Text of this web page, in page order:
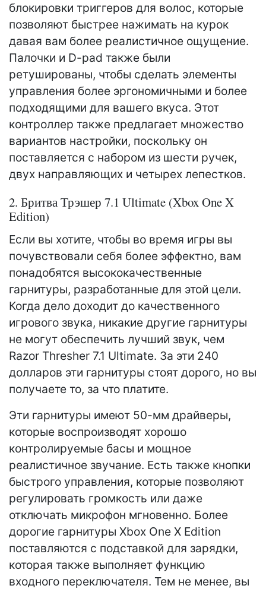
блокировки триггеров для волос, которые
позволяют быстрее нажимать на курок
давая вам более реалистичное ощущение.
Палочки и D-pad также были
ретушированы, чтобы сделать элементы
управления более эргономичными и более
подходящими для вашего вкуса. Этот
контроллер также предлагает множество
вариантов настройки, поскольку он
поставляется с набором из шести ручек,
двух направляющих и четырех лепестков.
2. Бритва Трэшер 7.1 Ultimate (Xbox One X
Edition)
Если вы хотите, чтобы во время игры вы
почувствовали себя более эффектно, вам
понадобятся высококачественные
гарнитуры, разработанные для этой цели.
Когда дело доходит до качественного
игрового звука, никакие другие гарнитуры
не могут обеспечить лучший звук, чем
Razor Thresher 7.1 Ultimate. За эти 240
долларов эти гарнитуры стоят дорого, но вы
получаете то, за что платите.
Эти гарнитуры имеют 50-мм драйверы,
которые воспроизводят хорошо
контролируемые басы и мощное
реалистичное звучание. Есть также кнопки
быстрого управления, которые позволяют
регулировать громкость или даже
отключать микрофон мгновенно. Более
дорогие гарнитуры Xbox One X Edition
поставляются с подставкой для зарядки,
которая также выполняет функцию
входного переключателя. Тем не менее, вы